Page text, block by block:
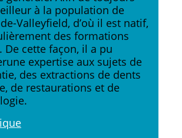
à la population de
Valleyfield, d’où il est natif,
des formations
De cette façon, il a pu
expertise aux sujets de
des extractions de dents
de restaurations et de